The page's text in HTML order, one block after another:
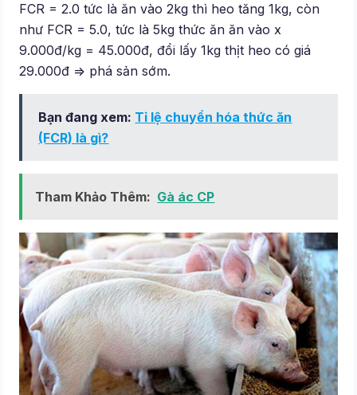
FCR = 2.0 tức là ăn vào 2kg thì heo tăng 1kg, còn
như FCR = 5.0, tức là 5kg thức ăn ăn vào x
9.000đ/kg = 45.000đ, đổi lấy 1kg thịt heo có giá
29.000đ => phá sản sớm.
Bạn đang xem: Tỉ lệ chuyển hóa thức ăn
(FCR) là gì?
Tham Khảo Thêm: Gà ác CP